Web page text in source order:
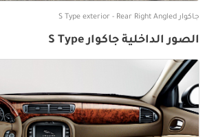
جاكوار S Type exterior - Rear Right Angled
الصور الداخلية جاكوار S Type